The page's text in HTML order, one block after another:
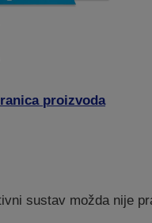
proizvoda
sustav možda nije